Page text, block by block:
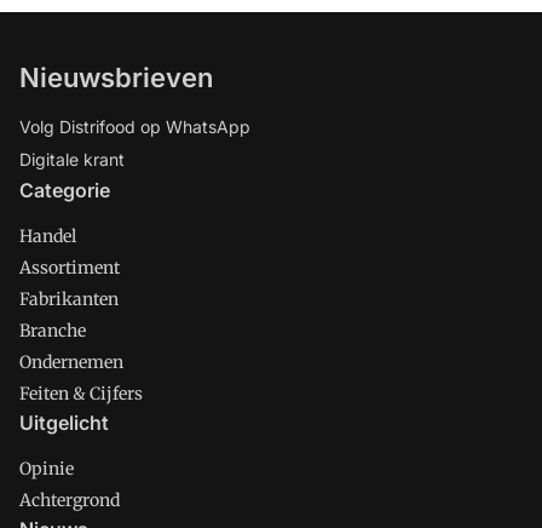
Nieuwsbrieven
Volg Distrifood op WhatsApp
Digitale krant
Categorie
Handel
Assortiment
Fabrikanten
Branche
Ondernemen
Feiten & Cijfers
Uitgelicht
Opinie
Achtergrond